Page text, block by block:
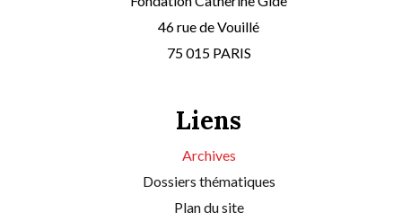
46 rue de Vouillé
75 015 PARIS
Liens
Archives
Dossiers thématiques
Plan du site